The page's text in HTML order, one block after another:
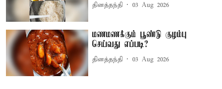
தினத்தந்தி 03 Aug 2026
மணமணக்கும் பூண்டு குழம்பு
செய்வது எப்படி?
தினத்தந்தி 03 Aug 2026